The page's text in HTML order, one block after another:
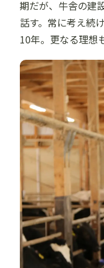
期だが、牛舎の建
話す。常に考え続
10年。更なる理想